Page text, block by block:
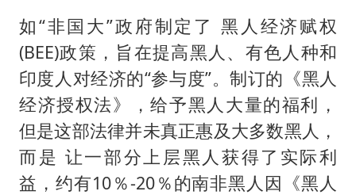
如“非国大”政府制定了 黑人经济赋权
(BEE)政策，旨在提高黑人、有色人种和
印度人对经济的“参与度”。制订的《黑人
经济授权法》，给予黑人大量的福利，
但是这部法律并未真正惠及大多数黑人，
而是 让一部分上层黑人获得了实际利
益，约有10％-20％的南非黑人因《黑人